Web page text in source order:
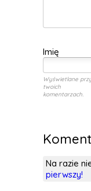
Na razie
pierwszy!
Imię
Wyświetlane
twoich
komentarzach.